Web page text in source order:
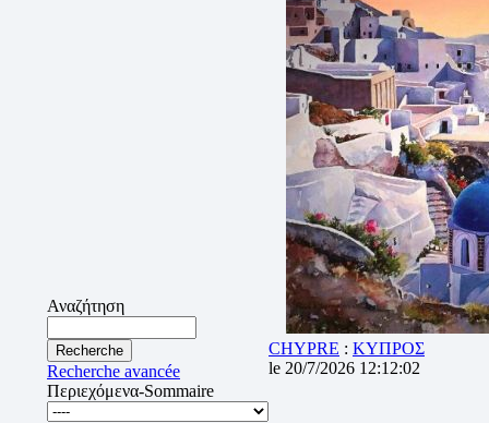
Αναζήτηση
Recherche avancée
Περιεχόμενα-Sommaire
CHYPRE : ΚΥΠΡΟΣ
le 20/7/2026 12:12:02